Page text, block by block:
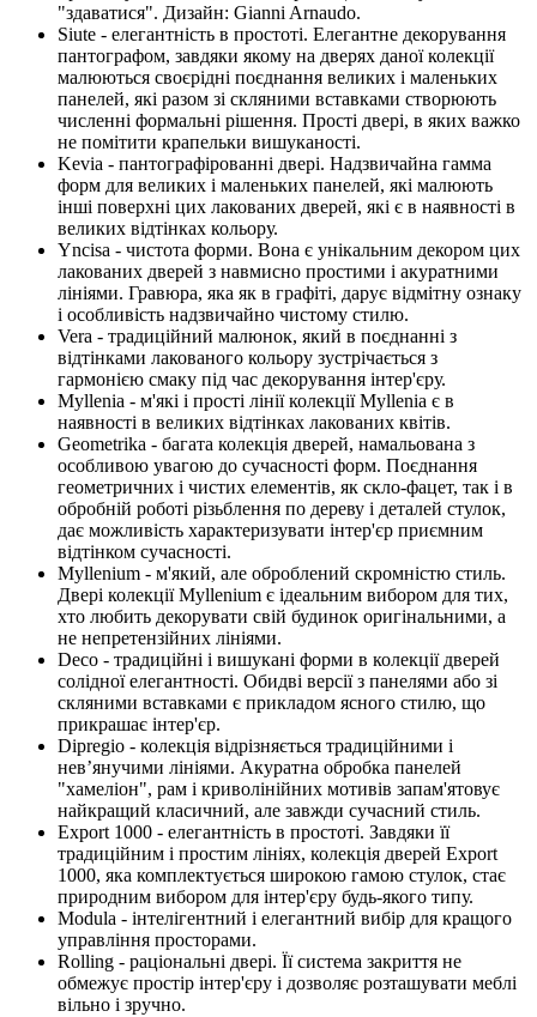
"здаватися". Дизайн: Gianni Arnaudo.
Siute - елегантність в простоті. Елегантне декорування
пантографом, завдяки якому на дверях даної колекції
малюються своєрідні поєднання великих і маленьких
панелей, які разом зі скляними вставками створюють
численні формальні рішення. Прості двері, в яких важко
не помітити крапельки вишуканості.
Kevia - пантографірованні двері. Надзвичайна гамма
форм для великих і маленьких панелей, які малюють
інші поверхні цих лакованих дверей, які є в наявності в
великих відтінках кольору.
Yncisa - чистота форми. Вона є унікальним декором цих
лакованих дверей з навмисно простими і акуратними
лініями. Гравюра, яка як в графіті, дарує відмітну ознаку
і особливість надзвичайно чистому стилю.
Vera - традиційний малюнок, який в поєднанні з
відтінками лакованого кольору зустрічається з
гармонією смаку під час декорування інтер'єру.
Myllenia - м'які і прості лінії колекції Myllenia є в
наявності в великих відтінках лакованих квітів.
Geometrika - багата колекція дверей, намальована з
особливою увагою до сучасності форм. Поєднання
геометричних і чистих елементів, як скло-фацет, так і в
обробній роботі різьблення по дереву і деталей стулок,
дає можливість характеризувати інтер'єр приємним
відтінком сучасності.
Myllenium - м'який, але оброблений скромністю стиль.
Двері колекції Myllenium є ідеальним вибором для тих,
хто любить декорувати свій будинок оригінальними, а
не непретензійних лініями.
Deco - традиційні і вишукані форми в колекції дверей
солідної елегантності. Обидві версії з панелями або зі
скляними вставками є прикладом ясного стилю, що
прикрашає інтер'єр.
Dipregio - колекція відрізняється традиційними і
нев’янучими лініями. Акуратна обробка панелей
"хамеліон", рам і криволінійних мотивів запам'ятовує
найкращий класичний, але завжди сучасний стиль.
Export 1000 - елегантність в простоті. Завдяки її
традиційним і простим лініях, колекція дверей Export
1000, яка комплектується широкою гамою стулок, стає
природним вибором для інтер'єру будь-якого типу.
Modula - інтелігентний і елегантний вибір для кращого
управління просторами.
Rolling - раціональні двері. Її система закриття не
обмежує простір інтер'єру і дозволяє розташувати меблі
вільно і зручно.